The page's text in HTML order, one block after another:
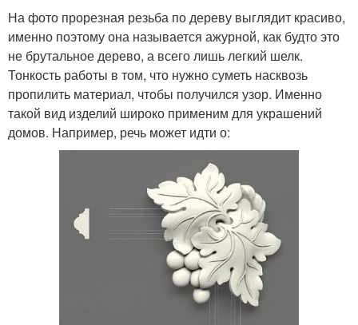
На фото прорезная резьба по дереву выглядит красиво,
именно поэтому она называется ажурной, как будто это
не брутальное дерево, а всего лишь легкий шелк.
Тонкость работы в том, что нужно суметь насквозь
пропилить материал, чтобы получился узор. Именно
такой вид изделий широко применим для украшений
домов. Например, речь может идти о: